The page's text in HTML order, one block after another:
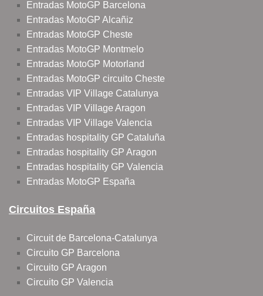
Entradas MotoGP Barcelona
Entradas MotoGP Alcañiz
Entradas MotoGP Cheste
Entradas MotoGP Montmelo
Entradas MotoGP Motorland
Entradas MotoGP circuito Cheste
Entradas VIP Village Catalunya
Entradas VIP Village Aragon
Entradas VIP Village Valencia
Entradas hospitality GP Cataluña
Entradas hospitality GP Aragon
Entradas hospitality GP Valencia
Entradas MotoGP España
Circuitos España
Circuit de Barcelona-Catalunya
Circuito GP Barcelona
Circuito GP Aragon
Circuito GP Valencia